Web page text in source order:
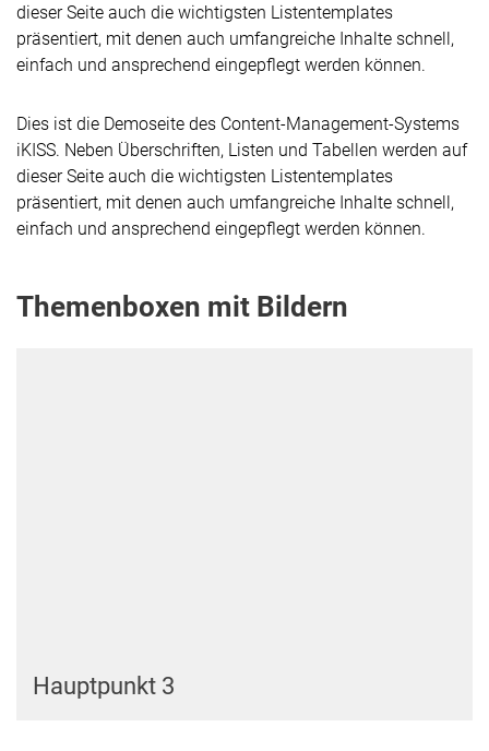
dieser Seite auch die wichtigsten Listentemplates
präsentiert, mit denen auch umfangreiche Inhalte schnell,
einfach und ansprechend eingepflegt werden können.
Dies ist die Demoseite des Content-Management-Systems
iKISS. Neben Überschriften, Listen und Tabellen werden auf
dieser Seite auch die wichtigsten Listentemplates
präsentiert, mit denen auch umfangreiche Inhalte schnell,
einfach und ansprechend eingepflegt werden können.
Themenboxen mit Bildern
Hauptpunkt 3